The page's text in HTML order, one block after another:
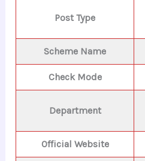
Post Type
Scheme Name
Check Mode
Department
Official Website